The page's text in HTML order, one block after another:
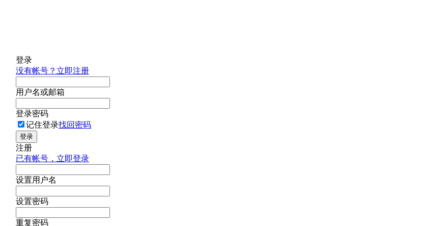
登录
没有帐号？立即注册
用户名或邮箱
登录密码
记住登录找回密码
登录
注册
已有帐号，立即登录
设置用户名
设置密码
重复密码